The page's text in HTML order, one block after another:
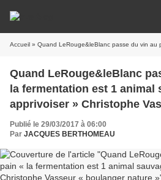
Accueil » Quand LeRouge&leBlanc passe du vin au pain « la fermentation est 1 animal
Quand LeRouge&leBlanc
la fermentation est 1 animal
apprivoiser » Christophe
nature »
Publié le 29/03/2017 à 06:00
Par JACQUES BERTHOMEAU